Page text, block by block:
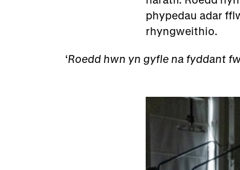
phypedau adar
rhyngweithio.
Roedd hwn yn gyfle na fyddant